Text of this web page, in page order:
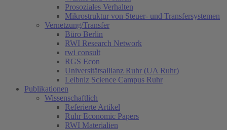
Prosoziales Verhalten
Mikrostruktur von Steuer- und Transfersystemen
Vernetzung/Transfer
Büro Berlin
RWI Research Network
rwi consult
RGS Econ
Universitätsallianz Ruhr (UA Ruhr)
Leibniz Science Campus Ruhr
Publikationen
Wissenschaftlich
Referierte Artikel
Ruhr Economic Papers
RWI Materialien